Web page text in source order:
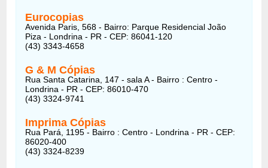
Eurocopias
Avenida Paris, 568 - Bairro: Parque Residencial João
Piza - Londrina - PR - CEP: 86041-120
(43) 3343-4658
G & M Cópias
Rua Santa Catarina, 147 - sala A - Bairro : Centro -
Londrina - PR - CEP: 86010-470
(43) 3324-9741
Imprima Cópias
Rua Pará, 1195 - Bairro : Centro - Londrina - PR - CEP:
86020-400
(43) 3324-8239